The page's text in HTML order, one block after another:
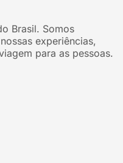
Brasil. Somos
experiências,
para as pessoas.